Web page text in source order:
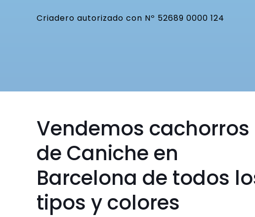
Criadero autorizado con Nº 52689 0000 124
Vendemos cachorros
de Caniche en
Barcelona de todos
tipos y colores